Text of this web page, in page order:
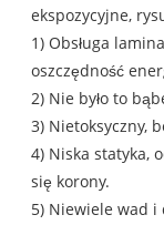
ekspozycyjne,
1) Obsługa
oszczędność
2) Nie było to
3) Nietoksyczny,
4) Niska statyka,
się korony.
5) Niewiele wad